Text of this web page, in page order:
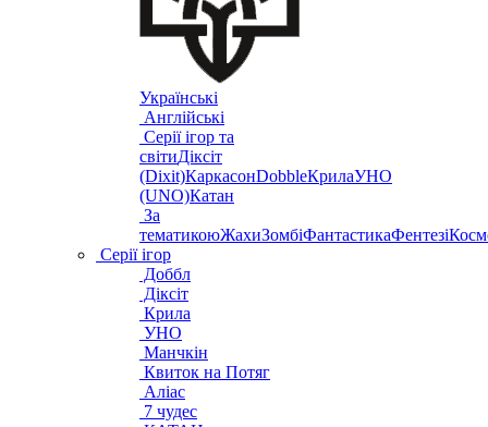
Українські
Англійські
Серії ігор та
світиДіксіт
(Dixit)КаркасонDobbleКрилаУНО
(UNO)Катан
За
тематикоюЖахиЗомбіФантастикаФентезі
Серії ігор
Доббл
Діксіт
Крила
УНО
Манчкін
Квиток на Потяг
Аліас
7 чудес